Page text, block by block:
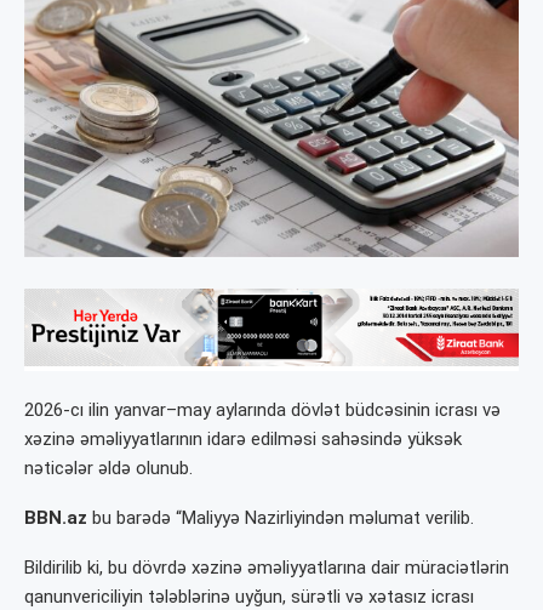
2026-cı ilin yanvar–may aylarında dövlət büdcəsinin icrası və
xəzinə əməliyyatlarının idarə edilməsi sahəsində yüksək
nəticələr əldə olunub.
BBN.az bu barədə “Maliyyə Nazirliyindən məlumat verilib.
Bildirilib ki, bu dövrdə xəzinə əməliyyatlarına dair müraciətlərin
qanunvericiliyin tələblərinə uyğun, sürətli və xətasız icrası